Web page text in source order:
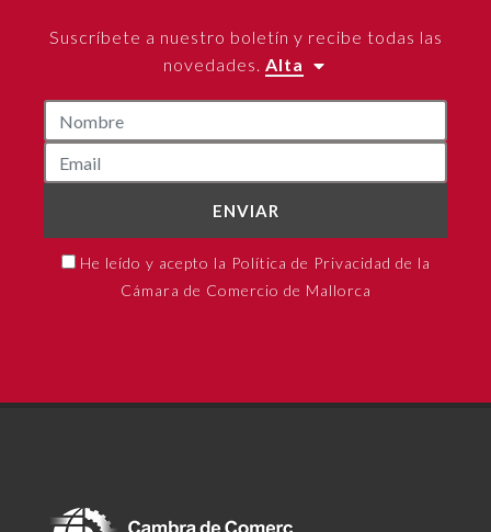
Suscríbete a nuestro boletín y recibe todas las
novedades. Alta
ENVIAR
He leído y acepto la Política de Privacidad de la
Cámara de Comercio de Mallorca